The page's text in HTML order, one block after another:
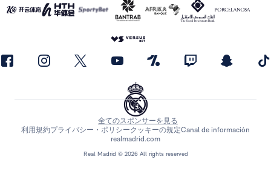
Real Madrid © 2026 All rights reserved
全てのスポンサーを見る
利用規約プライバシー・ポリシークッキーの規定Canal de información
realmadrid.com